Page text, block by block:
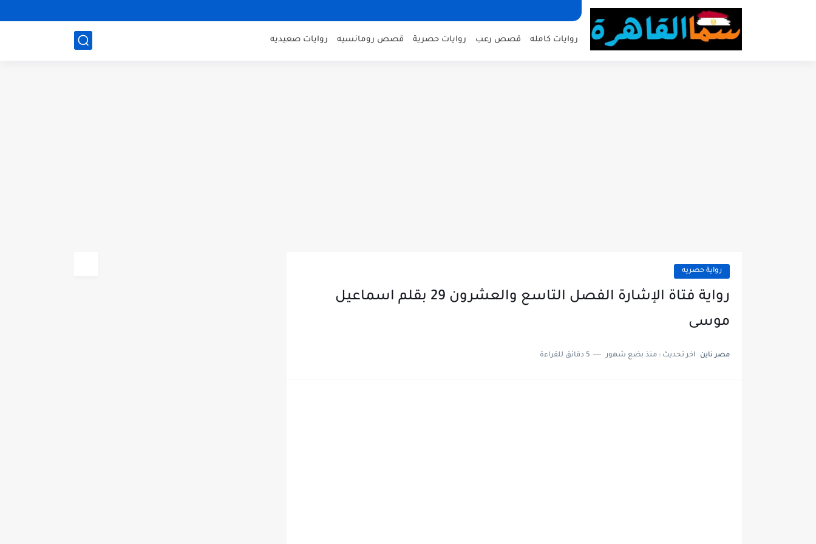
روايات كامله قصص رعب روايات حصرية قصص رومانسيه روايات صعيديه
رواية حصريه
رواية فتاة الإشارة الفصل التاسع والعشرون 29 بقلم اسماعيل
موسى
مصر ناين اخر تحديث : منذ بضع شهور 5 دقائق للقراءة